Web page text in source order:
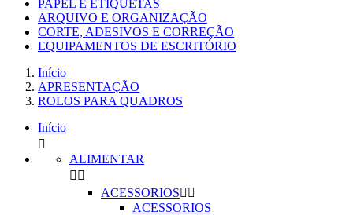
PAPEL E ETIQUETAS
ARQUIVO E ORGANIZAÇÃO
CORTE, ADESIVOS E CORREÇÃO
EQUIPAMENTOS DE ESCRITÓRIO
Início
APRESENTAÇÃO
ROLOS PARA QUADROS
Início

ALIMENTAR
 
ACESSORIOS 
ACESSORIOS